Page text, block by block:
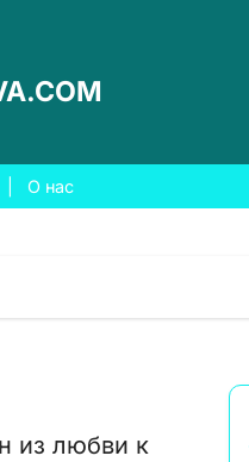
О нас
из любви к